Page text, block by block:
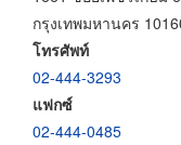
กรุงเทพมหานคร
โทรศัพท์
02-444-3293
แฟกซ์
02-444-0485